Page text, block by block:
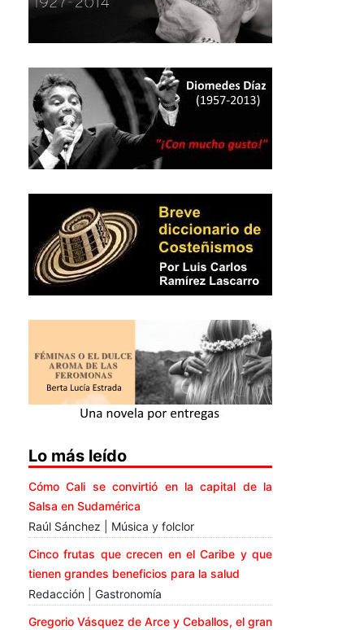
Lo más leído
Cómo Cali se convirtió en la capital de la
Salsa en Sudamérica
Raúl Sánchez | Música y folclor
Cinco frutas que crecen en el Caribe y que
tienen grandes beneficios para la salud
Redacción | Gastronomía
Gregorio Vásquez de Arce y Ceballos, el gran